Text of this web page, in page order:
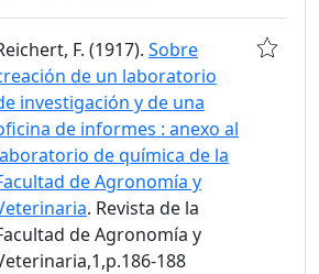
F. (1917). Sobre
de un laboratorio
investigación y de una
de informes : anexo al
de química de la
de Agronomía y
. Revista de la
de Agronomía y
188